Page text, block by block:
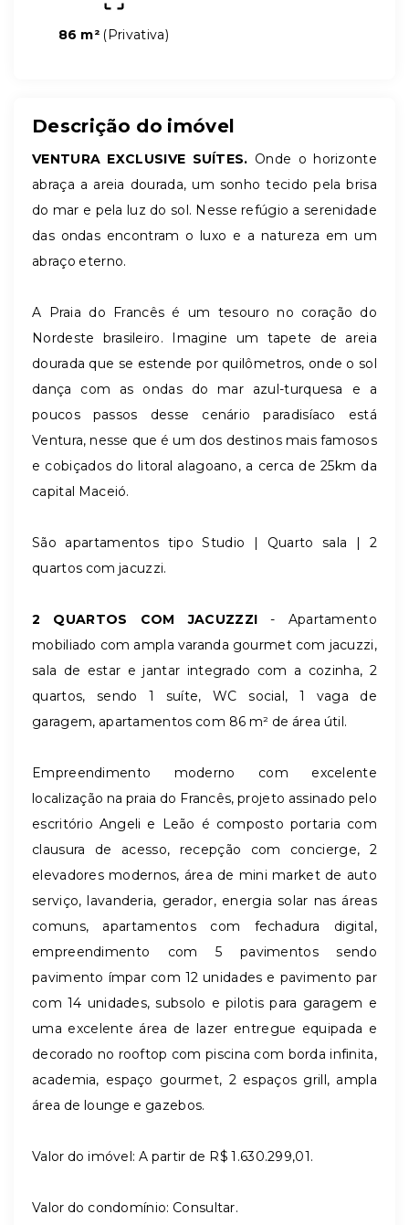
86 m² (Privativa)
Descrição do imóvel
VENTURA EXCLUSIVE SUÍTES. Onde o horizonte
abraça a areia dourada, um sonho tecido pela brisa
do mar e pela luz do sol. Nesse refúgio a serenidade
das ondas encontram o luxo e a natureza em um
abraço eterno.
A Praia do Francês é um tesouro no coração do
Nordeste brasileiro. Imagine um tapete de areia
dourada que se estende por quilômetros, onde o sol
dança com as ondas do mar azul-turquesa e a
poucos passos desse cenário paradisíaco está
Ventura, nesse que é um dos destinos mais famosos
e cobiçados do litoral alagoano, a cerca de 25km da
capital Maceió.
São apartamentos tipo Studio | Quarto sala | 2
quartos com jacuzzi.
2 QUARTOS COM JACUZZZI- Apartamento
mobiliado com ampla varanda gourmet com jacuzzi,
sala de estar e jantar integrado com a cozinha, 2
quartos, sendo 1 suíte, WC social, 1 vaga de
garagem, apartamentos com 86 m² de área útil.
Empreendimento moderno com excelente
localização na praia do Francês, projeto assinado pelo
escritório Angeli e Leão é composto portaria com
clausura de acesso, recepção com concierge, 2
elevadores modernos, área de mini market de auto
serviço, lavanderia, gerador, energia solar nas áreas
comuns, apartamentos com fechadura digital,
empreendimento com 5 pavimentos sendo
pavimento ímpar com 12 unidades e pavimento par
com 14 unidades, subsolo e pilotis para garagem e
uma excelente área de lazer entregue equipada e
decorado no rooftop com piscina com borda infinita,
academia, espaço gourmet, 2 espaços grill, ampla
área de lounge e gazebos.
Valor do imóvel: A partir de R$ 1.630.299,01.
Valor do condomínio: Consultar.